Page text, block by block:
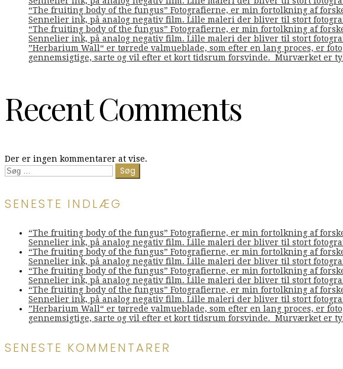
“The fruiting body of the fungus” Fotografierne, er min fortolkning af
Sennelier ink, på analog negativ film. Lille maleri der bliver til stort
“The fruiting body of the fungus” Fotografierne, er min fortolkning af
Sennelier ink, på analog negativ film. Lille maleri der bliver til stort
”Herbarium Wall“ er tørrede valmueblade, som efter en lang proces, er
gennemsigtige, sarte og vil efter et kort tidsrum forsvinde. Murværket er
Recent Comments
Der er ingen kommentarer at vise.
Søg
efter:
SENESTE INDLÆG
“The fruiting body of the fungus” Fotografierne, er min fortolkning af
Sennelier ink, på analog negativ film. Lille maleri der bliver til stort
“The fruiting body of the fungus” Fotografierne, er min fortolkning af
Sennelier ink, på analog negativ film. Lille maleri der bliver til stort
“The fruiting body of the fungus” Fotografierne, er min fortolkning af
Sennelier ink, på analog negativ film. Lille maleri der bliver til stort
“The fruiting body of the fungus” Fotografierne, er min fortolkning af
Sennelier ink, på analog negativ film. Lille maleri der bliver til stort
”Herbarium Wall“ er tørrede valmueblade, som efter en lang proces, er
gennemsigtige, sarte og vil efter et kort tidsrum forsvinde. Murværket er
SENESTE KOMMENTARER